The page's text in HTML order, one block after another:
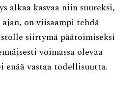
alkaa kasvaa niin suureksi,
on viisaampi tehdä
siirtymä päätoimiseksi
voimassa olevaa
enää vastaa todellisuutta.